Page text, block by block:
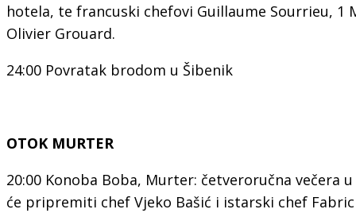
hotela, te francuski chefovi Guillaume Sourrieu, 1
Olivier Grouard.
24:00 Povratak brodom u Šibenik
OTOK MURTER
20:00 Konoba Boba, Murter: četveroručna večera
će pripremiti chef Vjeko Bašić i istarski chef